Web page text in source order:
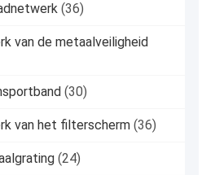
(36)
van de metaalveiligheid
(30)
van het filterscherm (36)
(24)